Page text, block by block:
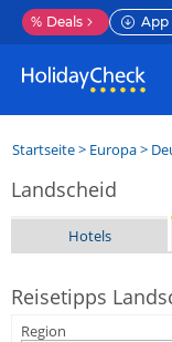
% Deals App
Startseite> Europa>
Landscheid
Hotels
Reisetipps
Region